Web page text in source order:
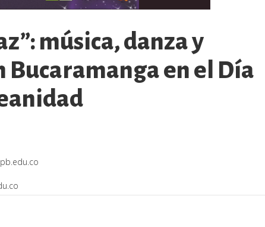
música, danza y
Bucaramanga en el Día